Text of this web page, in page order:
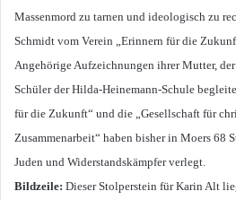
Massenmord zu tarnen und ideologisch zu
Schmidt vom Verein „Erinnern für die
Angehörige Aufzeichnungen ihrer Mutter,
Schüler der Hilda-Heinemann-Schule
für die Zukunft“ und die „Gesellschaft für
Zusammenarbeit“ haben bisher in Moers 68
Juden und Widerstandskämpfer verlegt.
Bildzeile: Dieser Stolperstein für Karin Alt